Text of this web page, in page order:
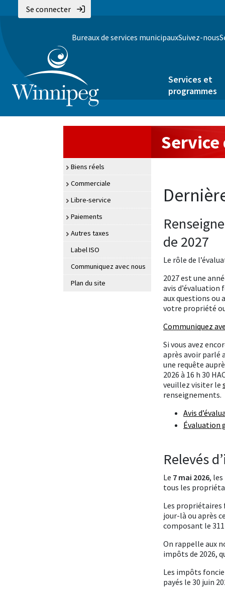
Se connecter
Bureaux de services municipauxSuivez-nous
Services et
programmes
Biens réels
Commerciale
Libre-service
Paiements
Autres taxes
Label ISO
Communiquez avec nous
Plan du site
de 2027
Le rôle de
2027 est une
avis d’évaluation
aux questions ou
votre propriété
Communiquez
Si vous avez
après avoir parlé
une requête
2026 à 16 h 30
veuillez visiter le
renseignements.
Avis
Évaluation
Relevés
Le 7 mai 2026,
tous les
Les propriétaires
jour-là ou après
composant le
On rappelle aux
impôts de 2026,
Les impôts
payés le 30 juin